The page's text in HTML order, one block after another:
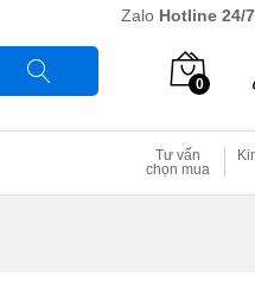
Zalo Hotline 24/
0
Tư vấn
chọn mua